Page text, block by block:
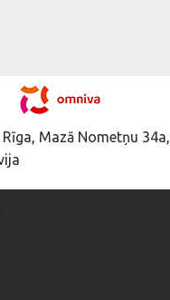
Rīga, Mazā Nometņu 34a,